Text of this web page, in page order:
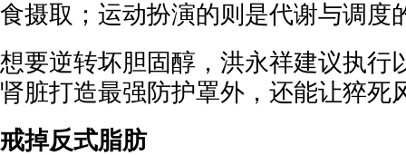
食摄取；运动扮演的则是代谢与调度
想要逆转坏胆固醇，洪永祥建议执行
肾脏打造最强防护罩外，还能让猝死
戒掉反式脂肪